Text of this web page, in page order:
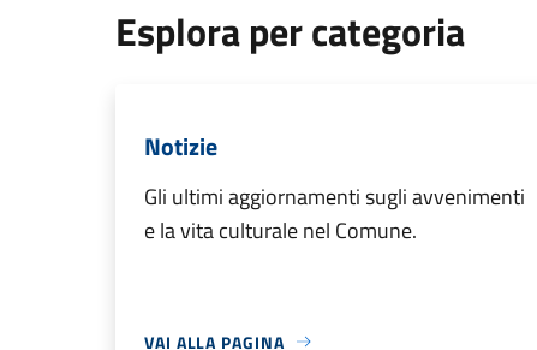
Esplora per categoria
Notizie
Gli ultimi aggiornamenti sugli avvenimenti
e la vita culturale nel Comune.
VAI ALLA PAGINA